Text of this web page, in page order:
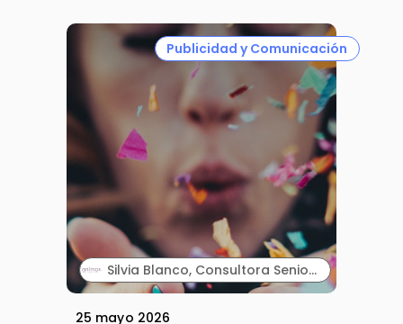
Publicidad y Comunicación
Silvia Blanco, Consultora Senior y Carla Vallès, Manager Senior. ANIMA.
25 mayo 2026